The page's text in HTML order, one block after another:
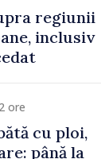
regiunii
inclusiv
ore
cu ploi,
până la